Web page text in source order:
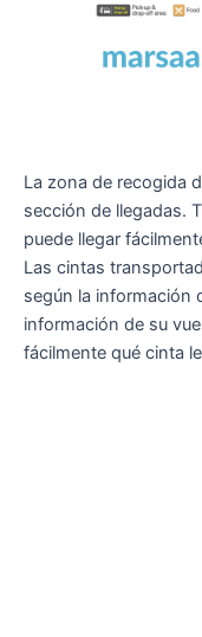
La zona de recogida
sección de llegadas.
puede llegar
Las cintas
según la información
información de su
fácilmente qué cinta